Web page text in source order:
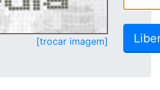
[trocar imagem]